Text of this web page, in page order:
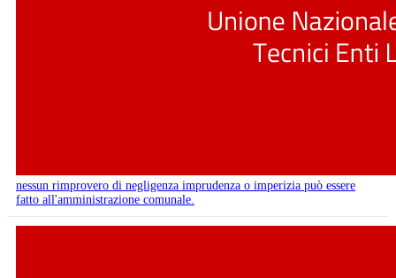
nessun rimprovero di negligenza imprudenza o imperizia può essere
fatto all'amministrazione comunale.